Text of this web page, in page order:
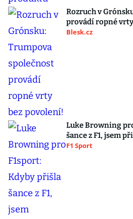
Rozruch v
provádí ropné
Blesk.cz
Luke Browning
šance z F1, jsem
F1 Sport